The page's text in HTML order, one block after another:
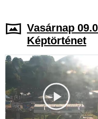
Vasárnap
Képtörténet